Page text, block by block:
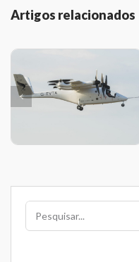
Artigos relacionados
Pesquisar